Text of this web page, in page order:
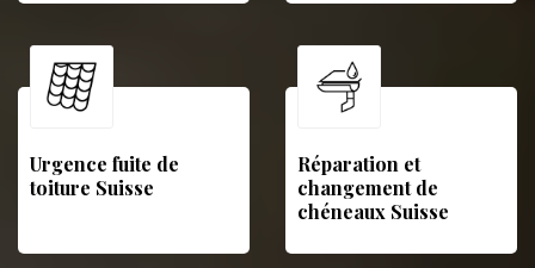
Urgence fuite de
toiture Suisse
Réparation et
changement de
chéneaux Suisse